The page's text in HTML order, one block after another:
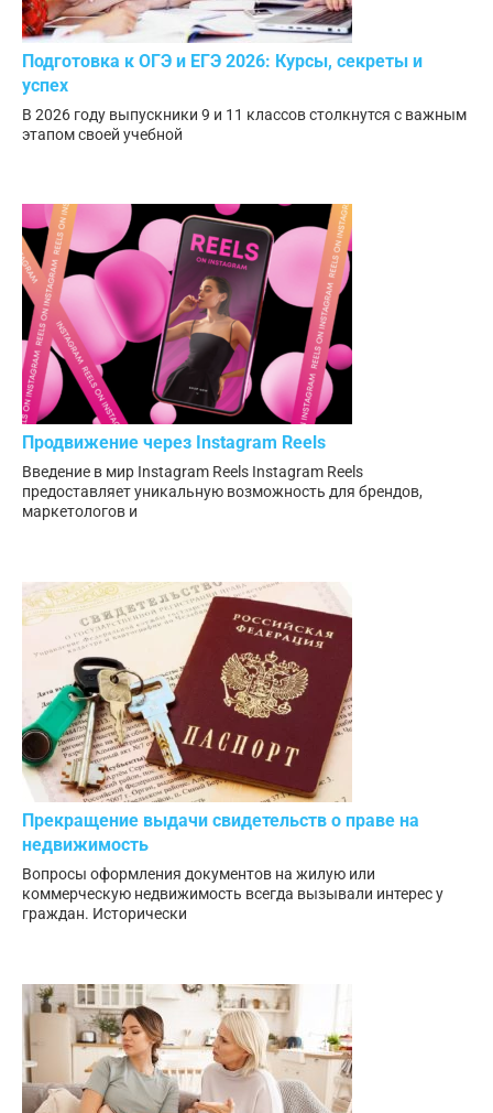
Подготовка к ОГЭ и ЕГЭ 2026: Курсы, секреты и
успех
В 2026 году выпускники 9 и 11 классов столкнутся с важным
этапом своей учебной
Продвижение через Instagram Reels
Введение в мир Instagram Reels Instagram Reels
предоставляет уникальную возможность для брендов,
маркетологов и
Прекращение выдачи свидетельств о праве на
недвижимость
Вопросы оформления документов на жилую или
коммерческую недвижимость всегда вызывали интерес у
граждан. Исторически